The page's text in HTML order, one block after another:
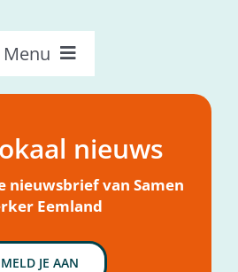
Menu
nieuws
nieuwsbrief van Samen
Eemland
MELD JE AAN